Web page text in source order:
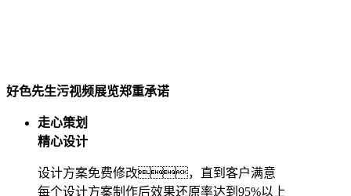
好色先生污视频展览郑重承诺
走心策划
精心设计
设计方案免费修改，直到客户满意
每个设计方案制作后效果还原率达到95%以上